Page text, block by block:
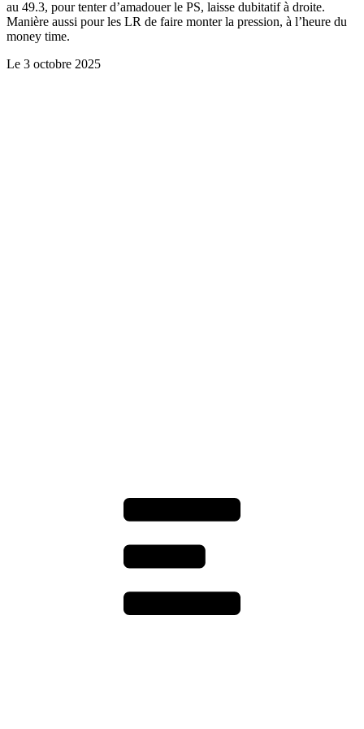
au 49.3, pour tenter d’amadouer le PS, laisse dubitatif à droite.
Manière aussi pour les LR de faire monter la pression, à l’heure du
money time.
Le 3 octobre 2025